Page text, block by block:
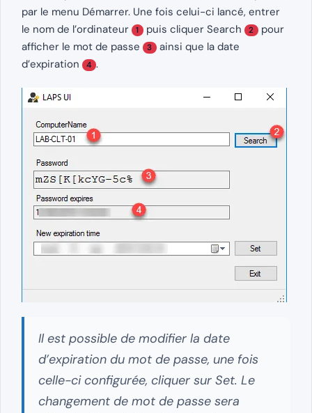
par le menu Démarrer. Une fois celui-ci lancé, entrer
le nom de l’ordinateur
1 puis cliquer Search 2 pour
afficher le mot de passe
3 ainsi que la date
d’expiration
4 .
Il est possible de modifier la date
d’expiration du mot de passe, une fois
celle-ci configurée, cliquer sur Set. Le
changement de mot de passe sera